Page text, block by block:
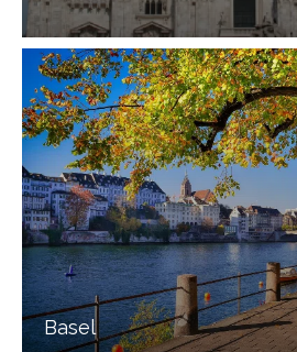
Basel